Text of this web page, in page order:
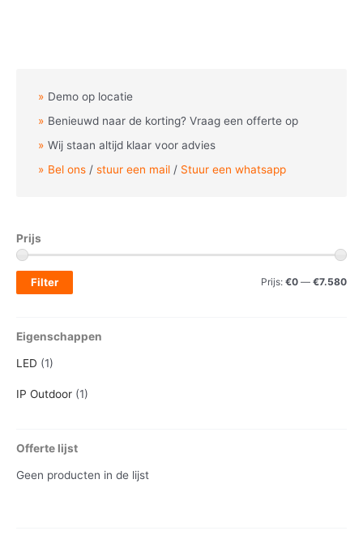
Demo op locatie
Benieuwd naar de korting? Vraag een offerte op
Wij staan altijd klaar voor advies
Bel ons /stuur een mail / Stuur een whatsapp
Prijs
MM
Filter Prijs: €0 — €7.580
Eigenschappen
LED (1)
IP Outdoor (1)
Offerte lijst
Geen producten in de lijst